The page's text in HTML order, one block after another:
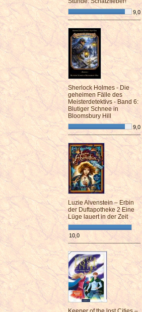
9,0
¯¯¯¯¯¯¯¯¯¯¯¯¯¯¯¯¯¯¯¯¯¯¯¯
Sherlock Holmes - Die
geheimen Fälle des
Meisterdetektivs - Band 6:
Blutiger Schnee in
Bloomsbury Hill
9,0
¯¯¯¯¯¯¯¯¯¯¯¯¯¯¯¯¯¯¯¯¯¯¯¯
Luzie Alvenstein – Erbin
der Duftapotheke 2 Eine
Lüge lauert in der Zeit
10,0
¯¯¯¯¯¯¯¯¯¯¯¯¯¯¯¯¯¯¯¯¯¯¯¯